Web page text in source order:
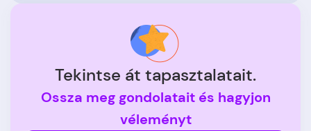
Tekintse át tapasztalatait.
Ossza meg gondolatait és hagyjon
véleményt